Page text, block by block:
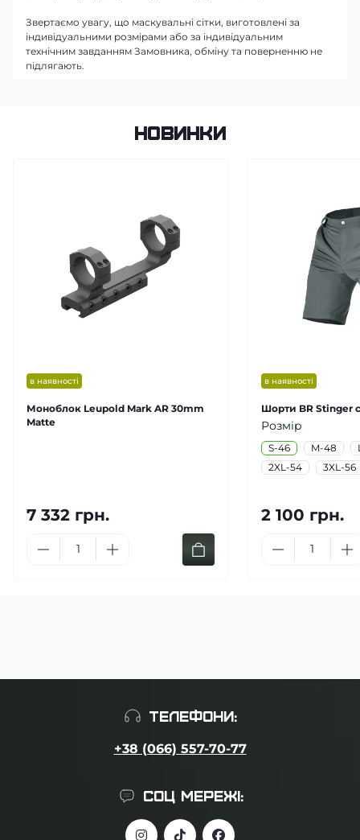
Звертаємо увагу, що маскувальні сітки, виготовлені за
індивідуальними розмірами або за індивідуальним
технічним завданням Замовника, обміну та поверненню не
підлягають.
Новинки
в наявності
Моноблок Leupold Mark AR 30mm
Matte
7 332 грн.
в наявності
Шорти BR Stinger
Розмір
S-46 M-48
2XL-54
3XL-56
2 100 грн.
ТЕЛЕФОНИ:
+38 (066) 557-70-77
СОЦ МЕРЕЖІ: